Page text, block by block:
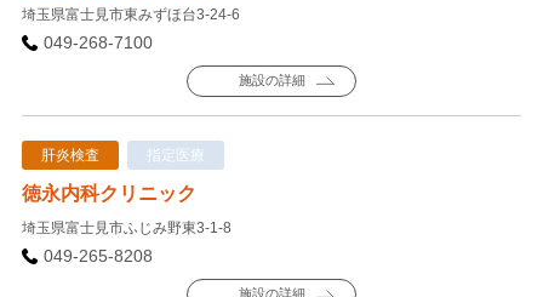
埼玉県富士見市東みずほ台3-24-6
049-268-7100
施設の詳細
肝炎検査 指定医療
徳永内科クリニック
埼玉県富士見市ふじみ野東3-1-8
049-265-8208
施設の詳細